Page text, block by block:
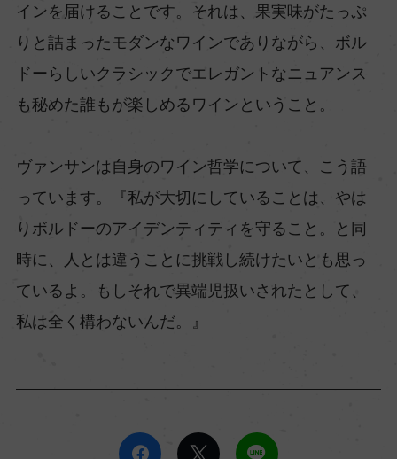
インを届けることです。それは、果実味がたっぷ
りと詰まったモダンなワインでありながら、ボル
ドーらしいクラシックでエレガントなニュアンス
も秘めた誰もが楽しめるワインということ。
ヴァンサンは自身のワイン哲学について、こう語
っています。『私が大切にしていることは、やは
りボルドーのアイデンティティを守ること。と同
時に、人とは違うことに挑戦し続けたいとも思っ
ているよ。もしそれで異端児扱いされたとして、
私は全く構わないんだ。』